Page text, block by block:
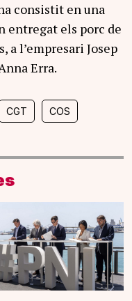
consistit en una
entregat els porc de
a l’empresari Josep
Erra.
CGT COS